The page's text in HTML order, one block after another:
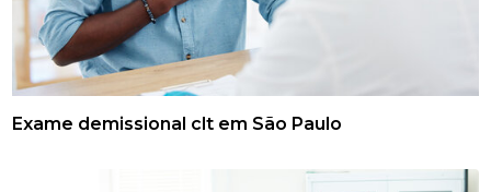
Exame demissional clt em São Paulo